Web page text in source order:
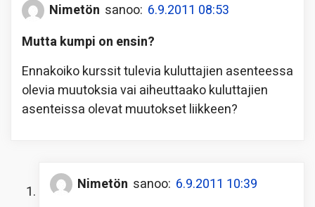
Nimetön sanoo: 6.9.2011 08:53
Mutta kumpi on ensin?
Ennakoiko kurssit tulevia kuluttajien asenteessa
olevia muutoksia vai aiheuttaako kuluttajien
asenteissa olevat muutokset liikkeen?
Nimetön sanoo: 6.9.2011 10:39